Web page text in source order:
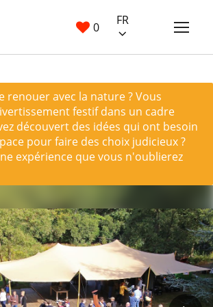
0 FR
renouer avec la nature ? Vous
festif dans un cadre
découvert des idées qui ont besoin
pour faire des choix judicieux ?
expérience que vous n'oublierez